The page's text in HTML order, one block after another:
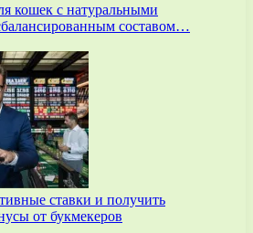
кошек с натуральными
составом…
ставки и получить
от букмекеров